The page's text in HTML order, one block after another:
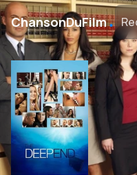
ChansonDuFilm․